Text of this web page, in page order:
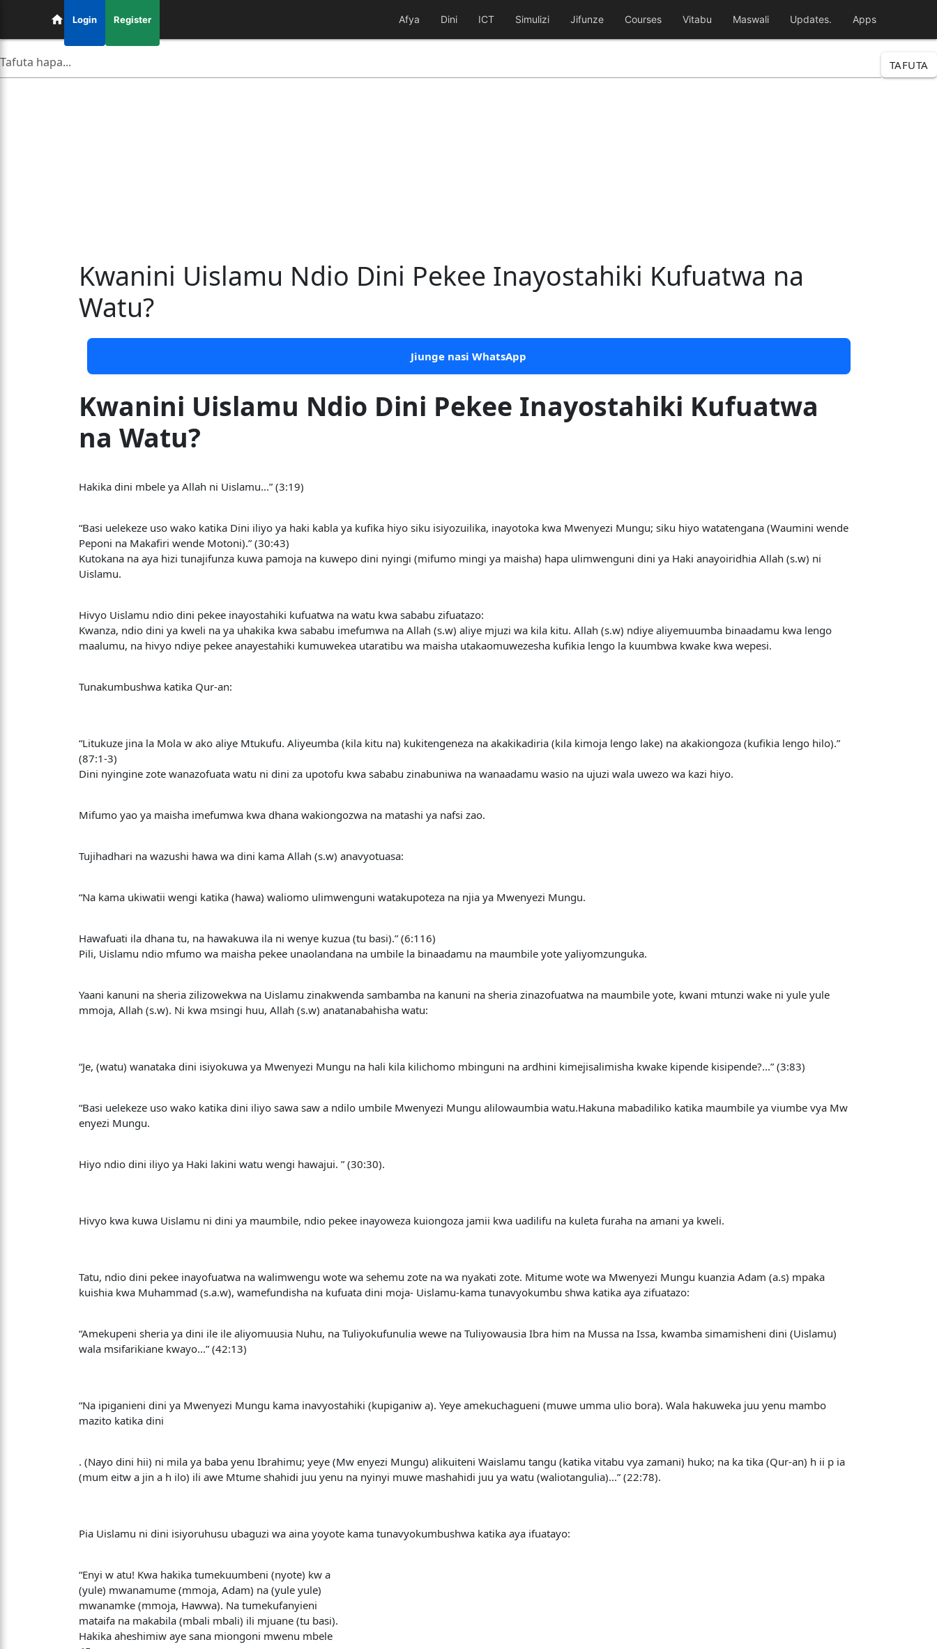
Login Register Afya Dini ICT Simulizi Jifunze Courses Vitabu Maswali Updates. Apps
TAFUTA
Kwanini Uislamu Ndio Dini Pekee Inayostahiki Kufuatwa na
Watu?
Jiunge nasi WhatsApp
Kwanini Uislamu Ndio Dini Pekee Inayostahiki Kufuatwa
na Watu?
Hakika dini mbele ya Allah ni Uislamu...” (3:19)
“Basi uelekeze uso wako katika Dini iliyo ya haki kabla ya kufika hiyo siku isiyozuilika, inayotoka kwa Mwenyezi Mungu; siku hiyo watatengana (Waumini wende
Peponi na Makafiri wende Motoni).” (30:43)
Kutokana na aya hizi tunajifunza kuwa pamoja na kuwepo dini nyingi (mifumo mingi ya maisha) hapa ulimwenguni dini ya Haki anayoiridhia Allah (s.w) ni
Uislamu.
Hivyo Uislamu ndio dini pekee inayostahiki kufuatwa na watu kwa sababu zifuatazo:
Kwanza, ndio dini ya kweli na ya uhakika kwa sababu imefumwa na Allah (s.w) aliye mjuzi wa kila kitu. Allah (s.w) ndiye aliyemuumba binaadamu kwa lengo
maalumu, na hivyo ndiye pekee anayestahiki kumuwekea utaratibu wa maisha utakaomuwezesha kufikia lengo la kuumbwa kwake kwa wepesi.
Tunakumbushwa katika Qur-an:
“Litukuze jina la Mola w ako aliye Mtukufu. Aliyeumba (kila kitu na) kukitengeneza na akakikadiria (kila kimoja lengo lake) na akakiongoza (kufikia lengo hilo).”
(87:1-3)
Dini nyingine zote wanazofuata watu ni dini za upotofu kwa sababu zinabuniwa na wanaadamu wasio na ujuzi wala uwezo wa kazi hiyo.
Mifumo yao ya maisha imefumwa kwa dhana wakiongozwa na matashi ya nafsi zao.
Tujihadhari na wazushi hawa wa dini kama Allah (s.w) anavyotuasa:
“Na kama ukiwatii wengi katika (hawa) waliomo ulimwenguni watakupoteza na njia ya Mwenyezi Mungu.
Hawafuati ila dhana tu, na hawakuwa ila ni wenye kuzua (tu basi).” (6:116)
Pili, Uislamu ndio mfumo wa maisha pekee unaolandana na umbile la binaadamu na maumbile yote yaliyomzunguka.
Yaani kanuni na sheria zilizowekwa na Uislamu zinakwenda sambamba na kanuni na sheria zinazofuatwa na maumbile yote, kwani mtunzi wake ni yule yule
mmoja, Allah (s.w). Ni kwa msingi huu, Allah (s.w) anatanabahisha watu:
“Je, (watu) wanataka dini isiyokuwa ya Mwenyezi Mungu na hali kila kilichomo mbinguni na ardhini kimejisalimisha kwake kipende kisipende?...” (3:83)
“Basi uelekeze uso wako katika dini iliyo sawa saw a ndilo umbile Mwenyezi Mungu alilowaumbia watu.Hakuna mabadiliko katika maumbile ya viumbe vya Mw
enyezi Mungu.
Hiyo ndio dini iliyo ya Haki lakini watu wengi hawajui. ” (30:30).
Hivyo kwa kuwa Uislamu ni dini ya maumbile, ndio pekee inayoweza kuiongoza jamii kwa uadilifu na kuleta furaha na amani ya kweli.
Tatu, ndio dini pekee inayofuatwa na walimwengu wote wa sehemu zote na wa nyakati zote. Mitume wote wa Mwenyezi Mungu kuanzia Adam (a.s) mpaka
kuishia kwa Muhammad (s.a.w), wamefundisha na kufuata dini moja- Uislamu-kama tunavyokumbu shwa katika aya zifuatazo:
“Amekupeni sheria ya dini ile ile aliyomuusia Nuhu, na Tuliyokufunulia wewe na Tuliyowausia Ibra him na Mussa na Issa, kwamba simamisheni dini (Uislamu)
wala msifarikiane kwayo...” (42:13)
“Na ipiganieni dini ya Mwenyezi Mungu kama inavyostahiki (kupiganiw a). Yeye amekuchagueni (muwe umma ulio bora). Wala hakuweka juu yenu mambo
mazito katika dini
. (Nayo dini hii) ni mila ya baba yenu Ibrahimu; yeye (Mw enyezi Mungu) alikuiteni Waislamu tangu (katika vitabu vya zamani) huko; na ka tika (Qur-an) h ii p ia
(mum eitw a jin a h ilo) ili awe Mtume shahidi juu yenu na nyinyi muwe mashahidi juu ya watu (waliotangulia)...” (22:78).
Pia Uislamu ni dini isiyoruhusu ubaguzi wa aina yoyote kama tunavyokumbushwa katika aya ifuatayo:
“Enyi w atu! Kwa hakika tumekuumbeni (nyote) kw a
(yule) mwanamume (mmoja, Adam) na (yule yule)
mwanamke (mmoja, Hawwa). Na tumekufanyieni
mataifa na makabila (mbali mbali) ili mjuane (tu basi).
Hakika aheshimiw aye sana miongoni mwenu mbele